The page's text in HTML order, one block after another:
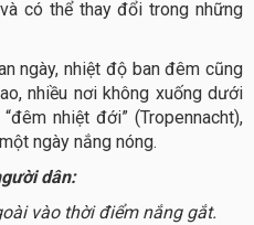
có thể thay đổi trong những
ngày, nhiệt độ ban đêm cũng
nhiều nơi không xuống dưới
nhiệt đới” (Tropennacht),
ngày nắng nóng.
dân:
vào thời điểm nắng gắt.